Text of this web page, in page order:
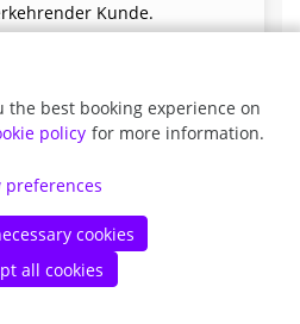
Kunde.
Weiter
Bestimmungen
the best booking experience on
policy for more information.
preferences
cookies
all cookies